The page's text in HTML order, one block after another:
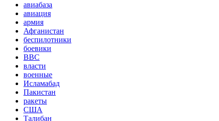
авиабаза
авиация
армия
Афганистан
беспилотники
боевики
ВВС
власти
военные
Исламабад
Пакистан
ракеты
США
Талибан